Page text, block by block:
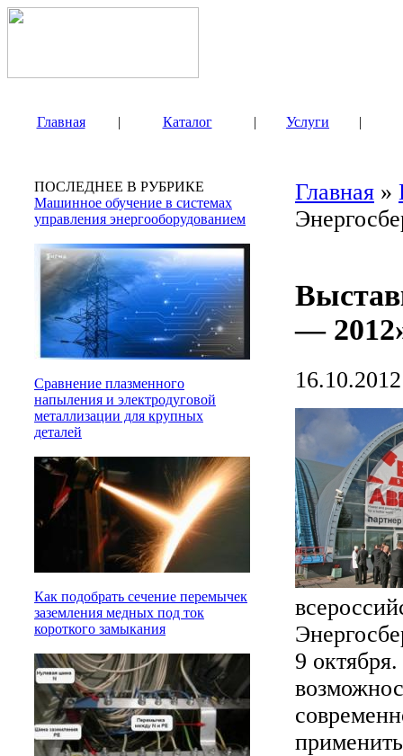
Главная | Каталог | Услуги |
ПОСЛЕДНЕЕ В РУБРИКЕ
Машинное обучение в системах
управления энергооборудованием
Сравнение плазменного
напыления и электродуговой
металлизации для крупных
деталей
Как подобрать сечение перемычек
заземления медных под ток
короткого замыкания
Главная »
—
16.10.2012
9